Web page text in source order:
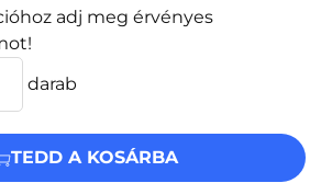
adj meg érvényes
darab
TEDD A KOSÁRBA